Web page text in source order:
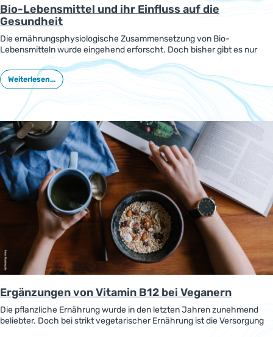
Bio-Lebensmittel und ihr Einfluss auf die
Gesundheit
Die ernährungsphysiologische Zusammensetzung von Bio-
Lebensmitteln wurde eingehend erforscht. Doch bisher gibt es nur
wenige veröffentlichte Daten über ihre Auswirkungen auf die
Gesundheit. In einem Review stellten Forscher die aktuellen
Kenntnisse dazu vor.
Weiterlesen...
Ergänzungen von Vitamin B12 bei Veganern
Die pflanzliche Ernährung wurde in den letzten Jahren zunehmend
beliebter. Doch bei strikt vegetarischer Ernährung ist die Versorgung